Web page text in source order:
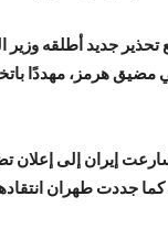
تحذير جديد أطلقه
هرمز، مهددًا
إيران إلى إعلان
جددت طهران